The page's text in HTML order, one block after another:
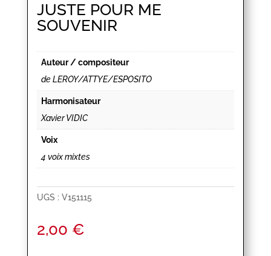
JUSTE POUR ME
SOUVENIR
Auteur / compositeur
de LEROY/ATTYE/ESPOSITO
Harmonisateur
Xavier VIDIC
Voix
4 voix mixtes
UGS : V151115
2,00 €